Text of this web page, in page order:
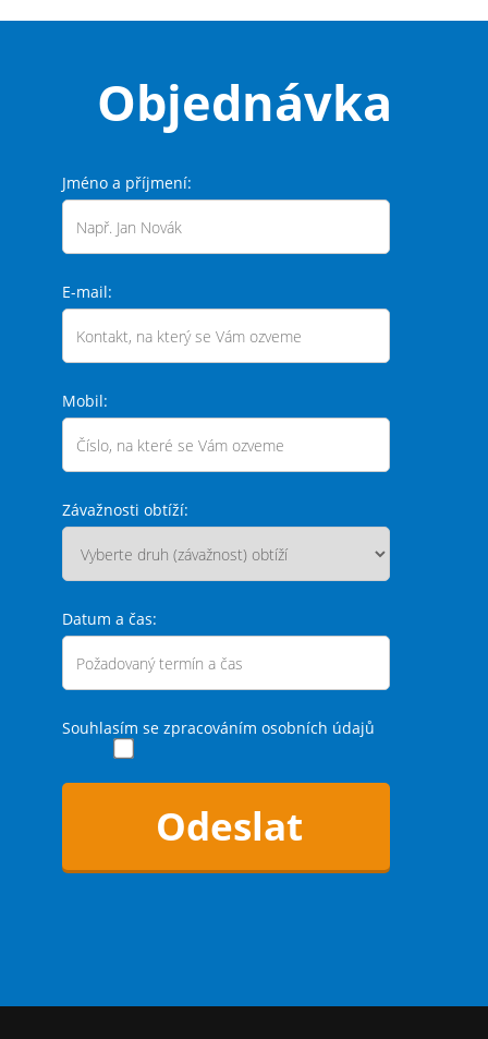
Objednávka
Jméno a příjmení:
E-mail:
Mobil:
Závažnosti obtíží:
Datum a čas:
Souhlasím se zpracováním osobních údajů